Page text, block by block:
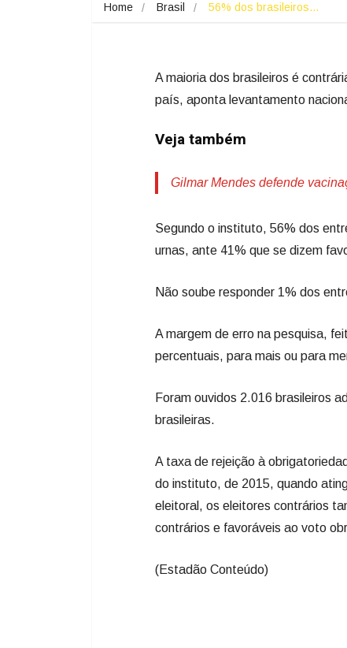
Home Brasil 56% dos brasileiros…
A maioria dos brasileiros é
país, aponta levantamento
Veja também
Gilmar Mendes defende
Segundo o instituto, 56% dos
urnas, ante 41% que se dizem
Não soube responder 1% dos
A margem de erro na pesquisa,
percentuais, para mais ou para
Foram ouvidos 2.016 brasileiros
brasileiras.
A taxa de rejeição à
do instituto, de 2015, quando
eleitoral, os eleitores contrários
contrários e favoráveis ao voto
(Estadão Conteúdo)